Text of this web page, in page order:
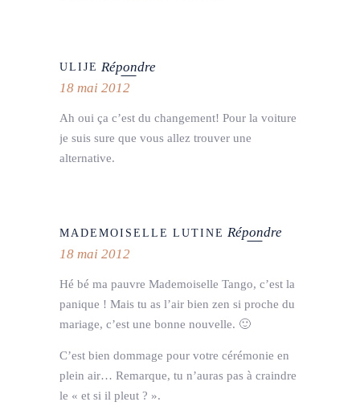
ULIJE Répondre
18 mai 2012
Ah oui ça c’est du changement! Pour la voiture
je suis sure que vous allez trouver une
alternative.
MADEMOISELLE LUTINE Répondre
18 mai 2012
Hé bé ma pauvre Mademoiselle Tango, c’est la
panique ! Mais tu as l’air bien zen si proche du
mariage, c’est une bonne nouvelle. 🙂
C’est bien dommage pour votre cérémonie en
plein air… Remarque, tu n’auras pas à craindre
le « et si il pleut ? ».